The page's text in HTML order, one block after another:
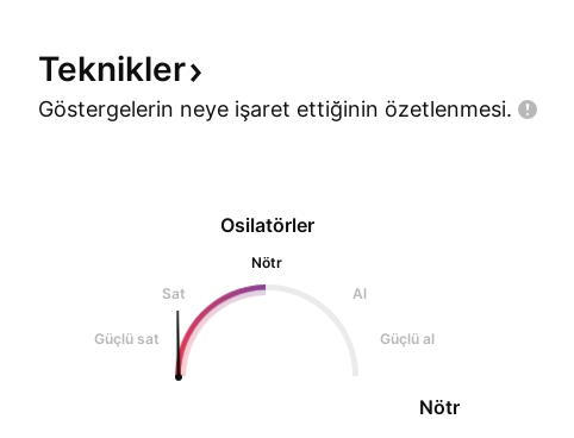
Teknikler
Göstergelerin neye işaret ettiğinin özetlenmesi.
Osilatörler
Nötr
Sat
Al
Güçlü sat Güçlü al
Nötr